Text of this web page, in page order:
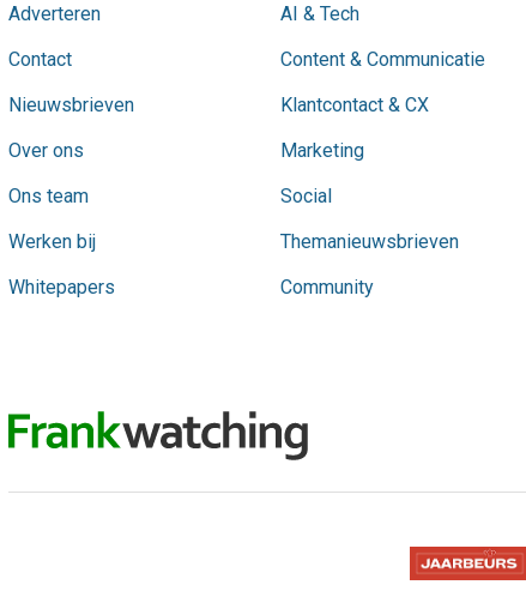
Adverteren
Contact
Nieuwsbrieven
Over ons
Ons team
Werken bij
Whitepapers
AI & Tech
Content & Communicatie
Klantcontact & CX
Marketing
Social
Themanieuwsbrieven
Community